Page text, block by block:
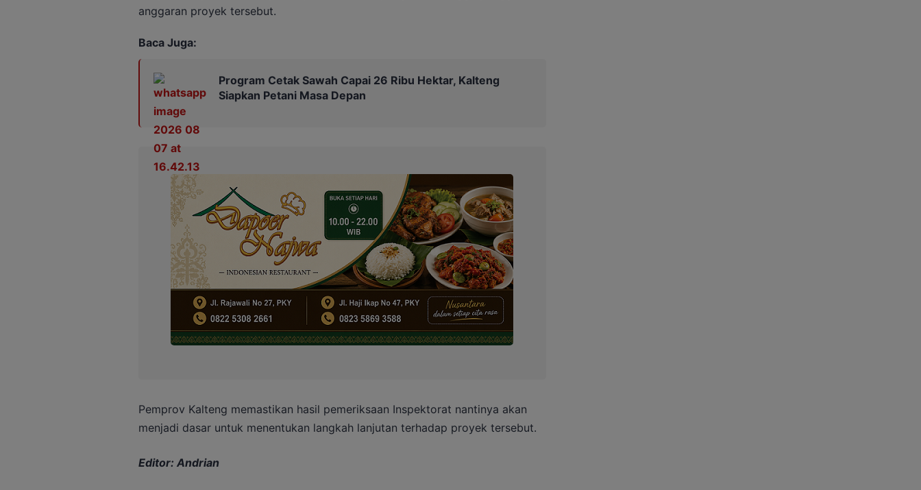
anggaran proyek tersebut.
Baca Juga:
Program Cetak Sawah Capai 26 Ribu Hektar, Kalteng
Siapkan Petani Masa Depan
Pemprov Kalteng memastikan hasil pemeriksaan Inspektorat nantinya akan
menjadi dasar untuk menentukan langkah lanjutan terhadap proyek tersebut.
Editor: Andrian